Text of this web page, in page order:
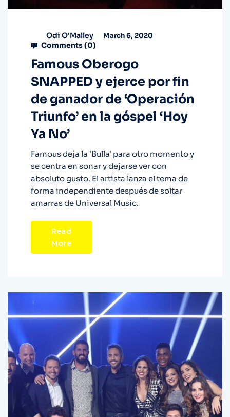
Odi O'Malley March 6, 2020
Comments (0)
Famous Oberogo
SNAPPED y ejerce por fin
de ganador de ‘Operación
Triunfo’ en la góspel ‘Hoy
Ya No’
Famous deja la 'Bulla' para otro momento y
se centra en sonar y dejarse ver con
absoluto gusto. El artista lanza el tema de
forma independiente después de soltar
amarras de Universal Music.
Read
More